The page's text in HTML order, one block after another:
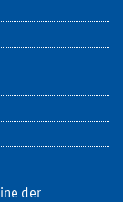
der